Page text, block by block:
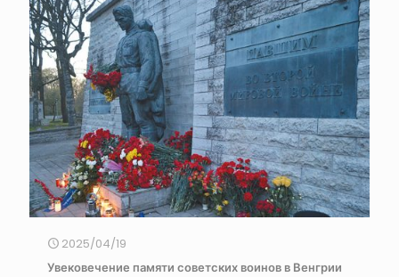
2025/04/19
Увековечение памяти советских воинов в Венгрии